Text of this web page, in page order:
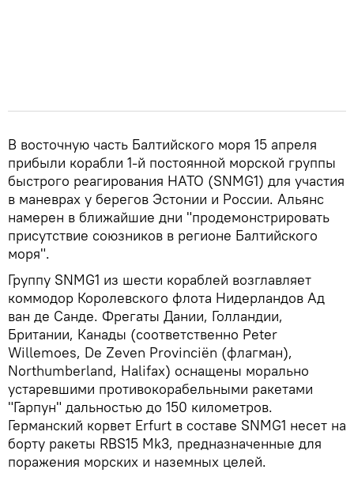
В восточную часть Балтийского моря 15 апреля
прибыли корабли 1-й постоянной морской группы
быстрого реагирования НАТО (SNMG1) для участия
в маневрах у берегов Эстонии и России. Альянс
намерен в ближайшие дни "продемонстрировать
присутствие союзников в регионе Балтийского
моря".
Группу SNMG1 из шести кораблей возглавляет
коммодор Королевского флота Нидерландов Ад
ван де Санде. Фрегаты Дании, Голландии,
Британии, Канады (соответственно Peter
Willemoes, De Zeven Provinciën (флагман),
Northumberland, Halifax) оснащены морально
устаревшими противокорабельными ракетами
"Гарпун" дальностью до 150 километров.
Германский корвет Erfurt в составе SNMG1 несет на
борту ракеты RBS15 Mk3, предназначенные для
поражения морских и наземных целей.